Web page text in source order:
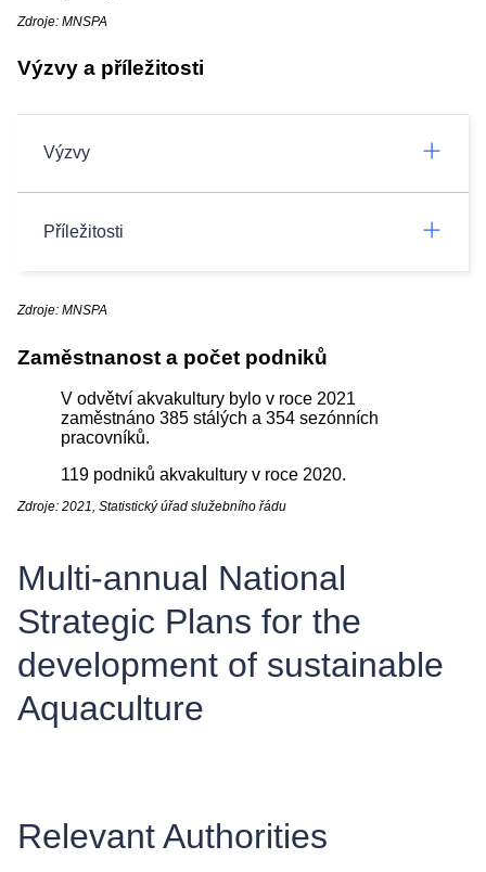
Zdroje: MNSPA
Výzvy a příležitosti
Výzvy
Příležitosti
Zdroje: MNSPA
Zaměstnanost a počet podniků
V odvětví akvakultury bylo v roce 2021
zaměstnáno 385 stálých a 354 sezónních
pracovníků.
119 podniků akvakultury v roce 2020.
Zdroje: 2021, Statistický úřad služebního řádu
Multi-annual National
Strategic Plans for the
development of sustainable
Aquaculture
Relevant Authorities